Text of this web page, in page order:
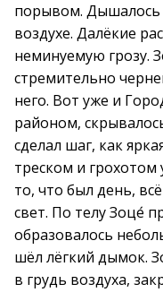
порывом. Дышалось
воздухе. Далёкие
неминуемую грозу.
стремительно
него. Вот уже и
районом,
сделал шаг, как
треском и грохотом
то, что был день,
свет. По телу Зоце́
образовалось
шёл лёгкий дымок.
в грудь воздуха,